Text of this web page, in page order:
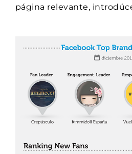
página relevante,